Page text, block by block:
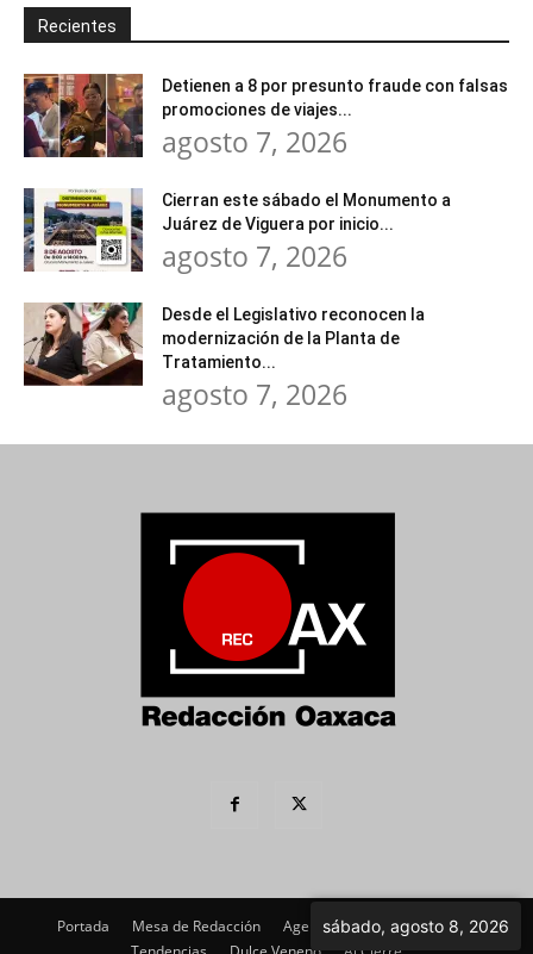
Recientes
Detienen a 8 por presunto fraude con falsas
promociones de viajes...
agosto 7, 2026
Cierran este sábado el Monumento a
Juárez de Viguera por inicio...
agosto 7, 2026
Desde el Legislativo reconocen la
modernización de la Planta de
Tratamiento...
agosto 7, 2026
Portada Mesa de Redacción Agenda Política
Imagen
sábado, agosto 8, 2026